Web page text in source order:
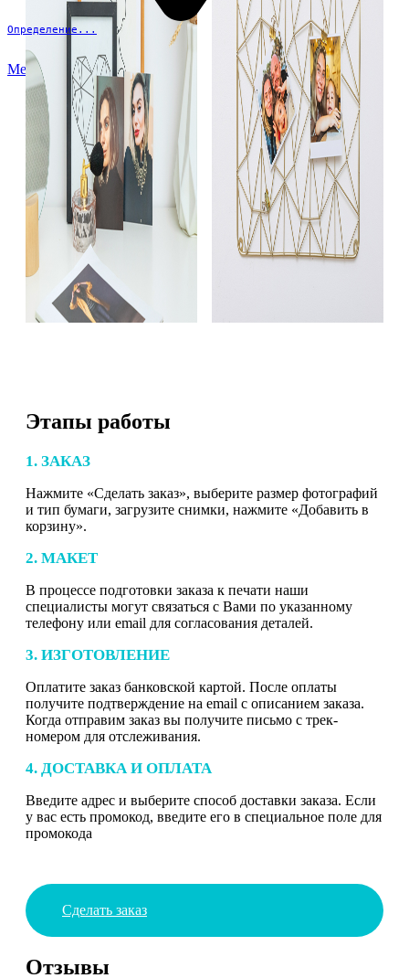
Определение...
Меню
Этапы работы
1. ЗАКАЗ
Нажмите «Сделать заказ», выберите размер фотографий
и тип бумаги, загрузите снимки, нажмите «Добавить в
корзину».
2. МАКЕТ
В процессе подготовки заказа к печати наши
специалисты могут связаться с Вами по указанному
телефону или email для согласования деталей.
3. ИЗГОТОВЛЕНИЕ
Оплатите заказ банковской картой. После оплаты
получите подтверждение на email с описанием заказа.
Когда отправим заказ вы получите письмо с трек-
номером для отслеживания.
4. ДОСТАВКА И ОПЛАТА
Введите адрес и выберите способ доставки заказа. Если
у вас есть промокод, введите его в специальное поле для
промокода
Сделать заказ
Отзывы